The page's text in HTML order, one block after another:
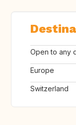
Open to any
Europe
Switzerland